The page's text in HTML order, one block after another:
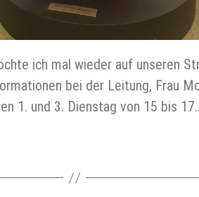
ich mal wieder auf unseren
bei der Leitung, Frau
1. und 3. Dienstag von 15 bis